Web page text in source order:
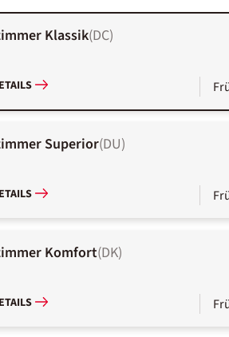
Klassik(DC)
Superior(DU)
Komfort(DK)